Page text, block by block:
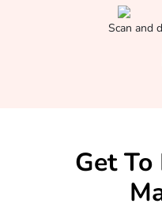
Scan and
Get